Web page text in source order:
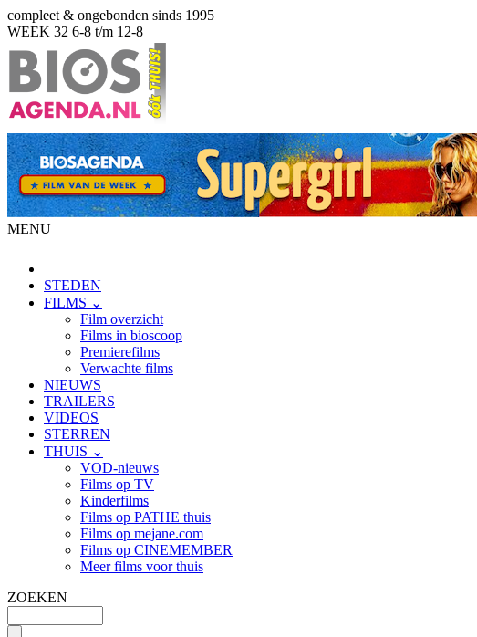
compleet & ongebonden sinds 1995
WEEK 32 6-8 t/m 12-8
MENU
STEDEN
FILMS ⌄
Film overzicht
Films in bioscoop
Premierefilms
Verwachte films
NIEUWS
TRAILERS
VIDEOS
STERREN
THUIS ⌄
VOD-nieuws
Films op TV
Kinderfilms
Films op PATHE thuis
Films op mejane.com
Films op CINEMEMBER
Meer films voor thuis
ZOEKEN